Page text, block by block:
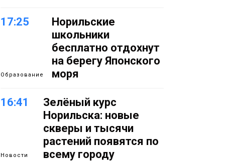
17:25
Образование
Норильские
школьники
бесплатно отдохнут
на берегу Японского
моря
16:41
Новости
Зелёный курс
Норильска: новые
скверы и тысячи
растений появятся по
всему городу